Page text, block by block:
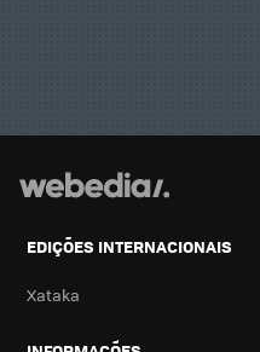
EDIÇÕES INTERNACIONAIS
Xataka